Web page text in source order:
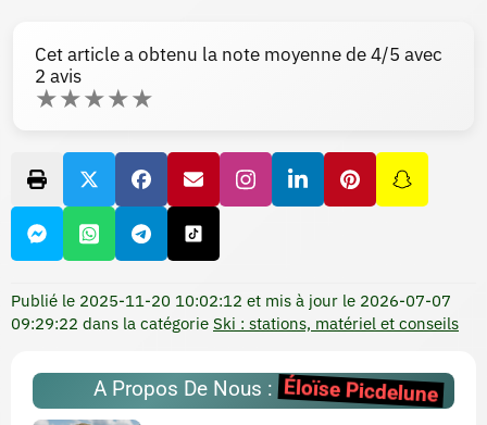
Cet article a obtenu la note moyenne de4/5 avec
2 avis
★★★★★
Publié le 2025-11-20 10:02:12 et mis à jour le 2026-07-07
09:29:22 dans la catégorie Ski : stations, matériel et conseils
A Propos De Nous :Éloïse Picdelune